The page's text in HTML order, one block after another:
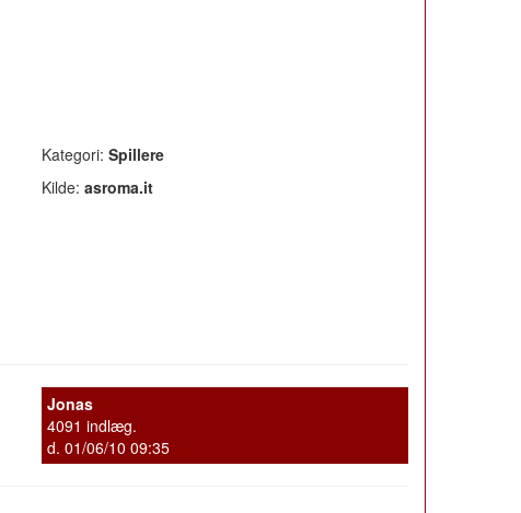
Kategori: Spillere
Kilde: asroma.it
Jonas
4091 indlæg.
d. 01/06/10 09:35